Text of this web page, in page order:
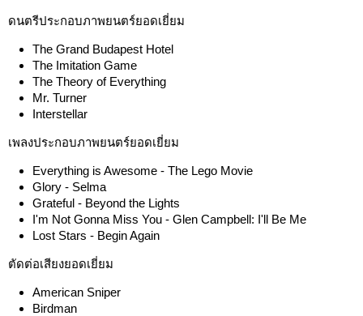
ดนตรีประกอบภาพยนตร์ยอดเยี่ยม
The Grand Budapest Hotel
The Imitation Game
The Theory of Everything
Mr. Turner
Interstellar
เพลงประกอบภาพยนตร์ยอดเยี่ยม
Everything is Awesome - The Lego Movie
Glory - Selma
Grateful - Beyond the Lights
I'm Not Gonna Miss You - Glen Campbell: I'll Be Me
Lost Stars - Begin Again
ตัดต่อเสียงยอดเยี่ยม
American Sniper
Birdman